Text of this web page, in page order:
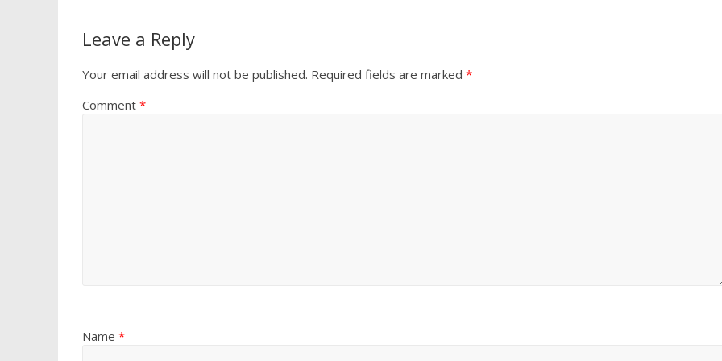
o
k
p
p
Leave a Reply
Your email address will not be published. Required fields are marked *
Comment *
Name *